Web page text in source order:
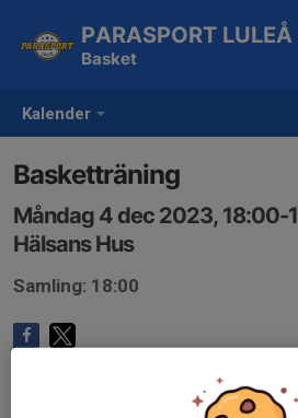
Kalender
PARASPORT LULEÅ
Basket
Basketträning
Måndag 4 dec 2023, 18:00-
Hälsans Hus
Samling: 18:00